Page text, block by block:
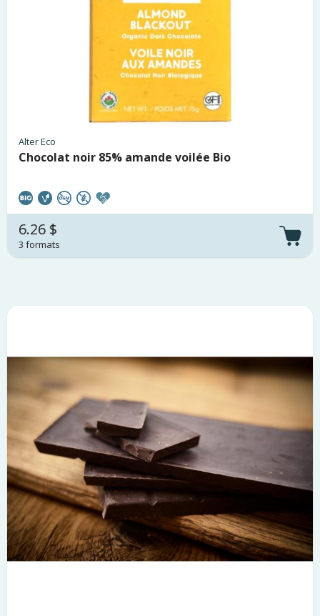
Alter Eco
Chocolat noir 85% amande voilée Bio
6.26 $
3 formats